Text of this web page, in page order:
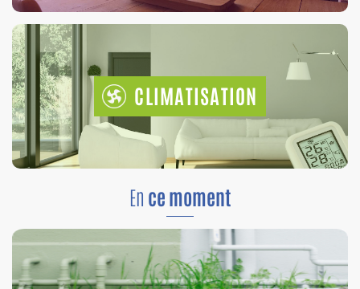
CLIMATISATION
En ce moment